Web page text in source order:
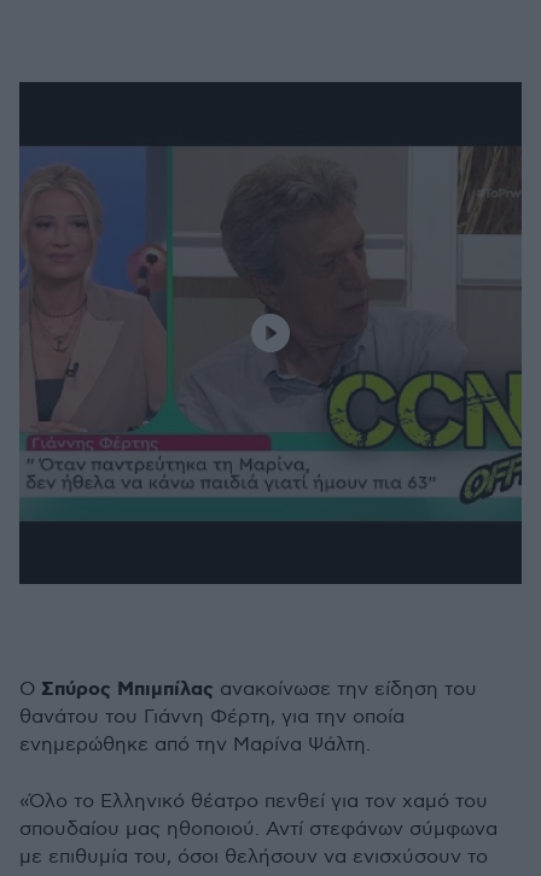
Ο Σπύρος Μπιμπίλας ανακοίνωσε την είδηση του
θανάτου του Γιάννη Φέρτη, για την οποία
ενημερώθηκε από την Μαρίνα Ψάλτη.
«Όλο το Ελληνικό θέατρο πενθεί για τον χαμό του
σπουδαίου μας ηθοποιού. Αντί στεφάνων σύμφωνα
με επιθυμία του, όσοι θελήσουν να ενισχύσουν το